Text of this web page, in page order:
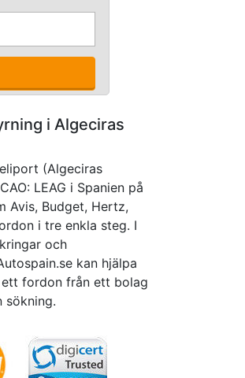
i Algeciras
(Algeciras
LEAG i Spanien på
Avis, Budget, Hertz,
i tre enkla steg. I
och
kan hjälpa
fordon från ett bolag
sökning.